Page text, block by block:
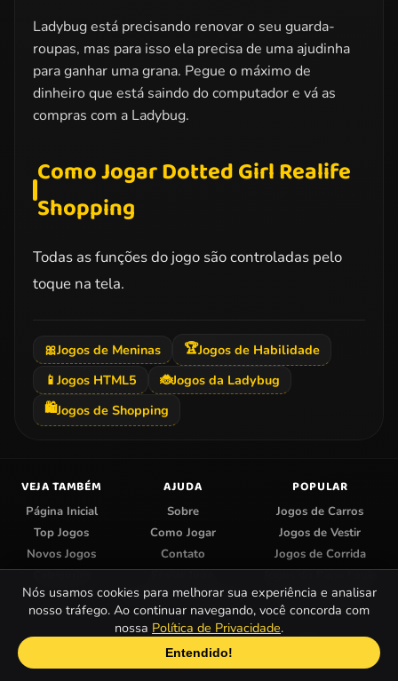
Ladybug está precisando renovar o seu guarda-
roupas, mas para isso ela precisa de uma ajudinha
para ganhar uma grana. Pegue o máximo de
dinheiro que está saindo do computador e vá as
compras com a Ladybug.
Como Jogar Dotted Girl Realife
Shopping
Todas as funções do jogo são controladas pelo
toque na tela.
🎀Jogos de Meninas 🏆Jogos de Habilidade
📱 Jogos HTML5 🐞Jogos da Ladybug
🛍️Jogos de Shopping
VEJA TAMBÉM
Página Inicial
Top Jogos
Novos Jogos
Categorias
AJUDA
Sobre
Como Jogar
Contato
Enviar Jogo
Centro de Privacidade
POPULAR
Jogos de Carros
Jogos de Vestir
Jogos de Corrida
Jogos do Papa Louie
Jogos de Colorir
© 2026 Papa Jogos — Jogos Online Grátis.
Nós usamos cookies para melhorar sua experiência e analisar
nosso tráfego. Ao continuar navegando, você concorda com
nossa Política de Privacidade.
Entendido!